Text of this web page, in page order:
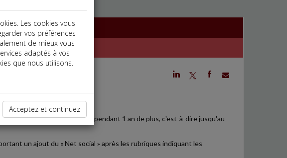
j a b
DE PAYE ADAPTÉ
bulletin de paye « adapté » pendant 1 an de plus, c'est-à-dire jusqu'au
un ajout du « Net social » après les rubriques indiquant les
Les cookies vous
vos préférences
de mieux vous
adaptés à vos
que nous utilisons.
Acceptez et continuez